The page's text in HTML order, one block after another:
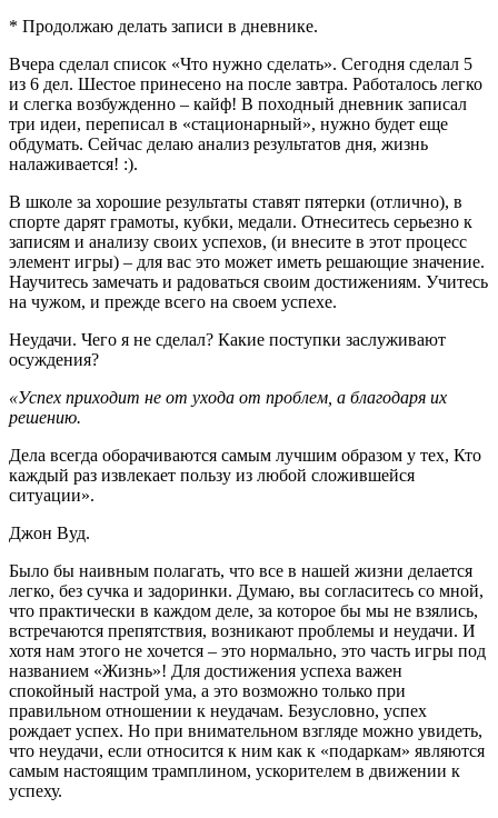
* Продолжаю делать записи в дневнике.
Вчера сделал список «Что нужно сделать». Сегодня сделал 5
из 6 дел. Шестое принесено на после завтра. Работалось легко
и слегка возбужденно – кайф! В походный дневник записал
три идеи, переписал в «стационарный», нужно будет еще
обдумать. Сейчас делаю анализ результатов дня, жизнь
налаживается! :).
В школе за хорошие результаты ставят пятерки (отлично), в
спорте дарят грамоты, кубки, медали. Отнеситесь серьезно к
записям и анализу своих успехов, (и внесите в этот процесс
элемент игры) – для вас это может иметь решающие значение.
Научитесь замечать и радоваться своим достижениям. Учитесь
на чужом, и прежде всего на своем успехе.
Неудачи. Чего я не сделал? Какие поступки заслуживают
осуждения?
«Успех приходит не от ухода от проблем, а благодаря их
решению.
Дела всегда оборачиваются самым лучшим образом у тех, Кто
каждый раз извлекает пользу из любой сложившейся
ситуации».
Джон Вуд.
Было бы наивным полагать, что все в нашей жизни делается
легко, без сучка и задоринки. Думаю, вы согласитесь со мной,
что практически в каждом деле, за которое бы мы не взялись,
встречаются препятствия, возникают проблемы и неудачи. И
хотя нам этого не хочется – это нормально, это часть игры под
названием «Жизнь»! Для достижения успеха важен
спокойный настрой ума, а это возможно только при
правильном отношении к неудачам. Безусловно, успех
рождает успех. Но при внимательном взгляде можно увидеть,
что неудачи, если относится к ним как к «подаркам» являются
самым настоящим трамплином, ускорителем в движении к
успеху.